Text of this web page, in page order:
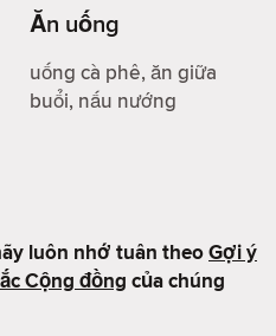
Ăn uống
uống cà phê, ăn giữa
buổi, nấu nướng
luôn nhớ tuân theoGợi ý
Cộng đồng của chúng